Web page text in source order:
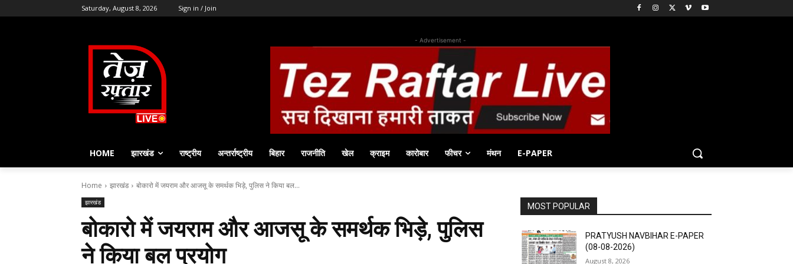
Saturday, August 8, 2026 Sign in / Join
- Advertisement -
HOME झारखंड राष्ट्रीय अन्तर्राष्ट्रीय बिहार राजनीति खेल क्राइम कारोबार फीचर मंथन E-PAPER
Home झारखंड बोकारो में जयराम और आजसू के समर्थक भिड़े, पुलिस ने किया बल...
झारखंड
बोकारो में जयराम और आजसू के समर्थक भिड़े, पुलिस
ने किया बल प्रयोग
MOST POPULAR
PRATYUSH NAVBIHAR E-PAPER
(08-08-2026)
August 8, 2026